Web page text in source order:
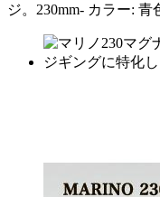
ジ。230mm- カラー: 青